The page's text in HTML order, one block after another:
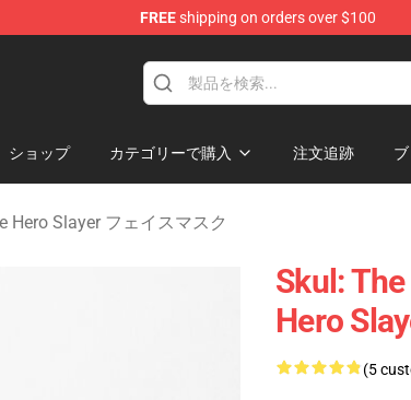
FREEshipping on orders over $100
ショップ カテゴリーで購入 注文追跡
Hero Slayer フェイスマスク
Skul:
Hero
(5